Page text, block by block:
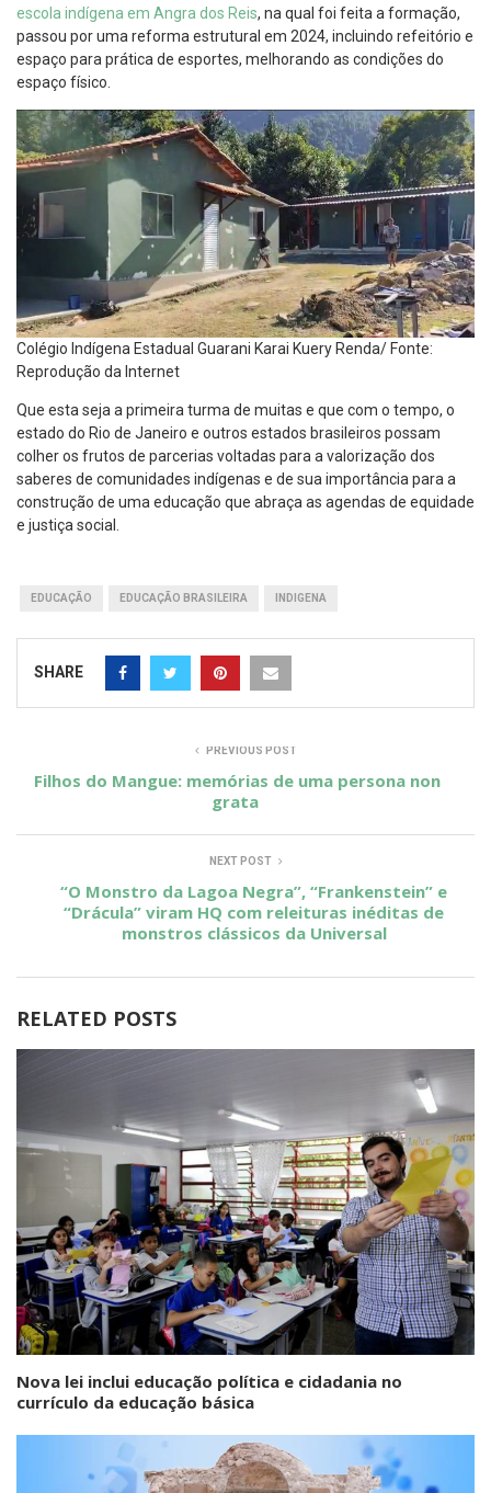
escola indígena em Angra dos Reis, na qual foi feita a formação,
passou por uma reforma estrutural em 2024, incluindo refeitório e
espaço para prática de esportes, melhorando as condições do
espaço físico.
Colégio Indígena Estadual Guarani Karai Kuery Renda/ Fonte:
Reprodução da Internet
Que esta seja a primeira turma de muitas e que com o tempo, o
estado do Rio de Janeiro e outros estados brasileiros possam
colher os frutos de parcerias voltadas para a valorização dos
saberes de comunidades indígenas e de sua importância para a
construção de uma educação que abraça as agendas de equidade
e justiça social.
EDUCAÇÃO EDUCAÇÃO BRASILEIRA INDIGENA
SHARE
PREVIOUS POST
Filhos do Mangue: memórias de uma persona non
grata
NEXT POST
“O Monstro da Lagoa Negra”, “Frankenstein” e
“Drácula” viram HQ com releituras inéditas de
monstros clássicos da Universal
RELATED POSTS
Nova lei inclui educação política e cidadania no
currículo da educação básica